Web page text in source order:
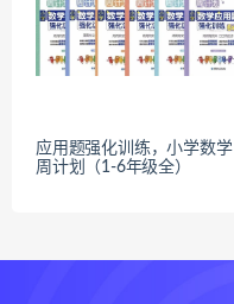
应用题强化训练，小学数学
周计划（1-6年级全）